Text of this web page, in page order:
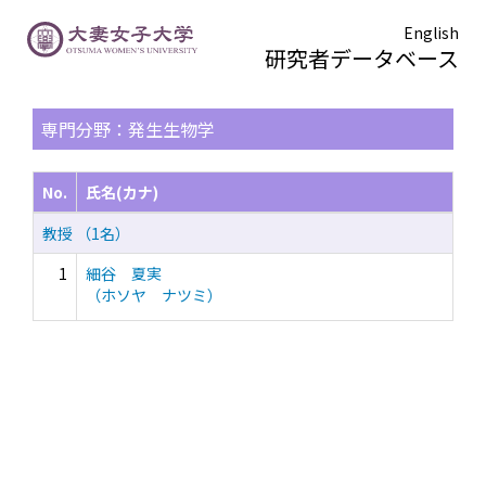
English
研究者データベース
専門分野：発生生物学
No.
氏名(カナ)
教授 （1名）
1
細谷 夏実
（ホソヤ ナツミ）